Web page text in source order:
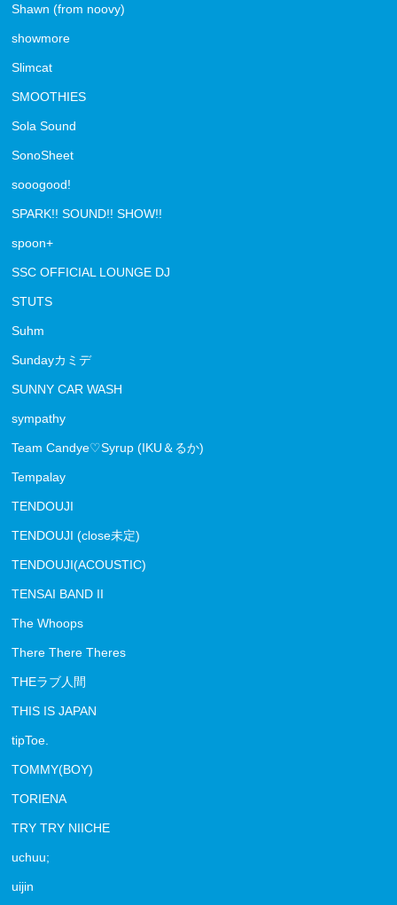
Shawn (from noovy)
showmore
Slimcat
SMOOTHIES
Sola Sound
SonoSheet
sooogood!
SPARK!! SOUND!! SHOW!!
spoon+
SSC OFFICIAL LOUNGE DJ
STUTS
Suhm
Sundayカミデ
SUNNY CAR WASH
sympathy
Team Candye♡Syrup (IKU＆るか)
Tempalay
TENDOUJI
TENDOUJI (close未定)
TENDOUJI(ACOUSTIC)
TENSAI BAND II
The Whoops
There There Theres
THEラブ人間
THIS IS JAPAN
tipToe.
TOMMY(BOY)
TORIENA
TRY TRY NIICHE
uchuu;
uijin